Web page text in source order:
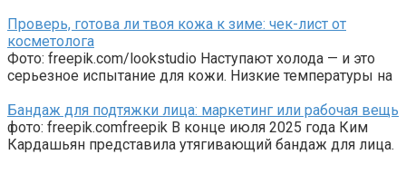
Проверь, готова ли твоя кожа к зиме: чек-лист от
косметолога
Фото: freepik.com/lookstudio Наступают холода — и это
серьезное испытание для кожи. Низкие температуры на
Бандаж для подтяжки лица: маркетинг или рабочая вещь
фото: freepik.comfreepik В конце июля 2025 года Ким
Кардашьян представила утягивающий бандаж для лица.